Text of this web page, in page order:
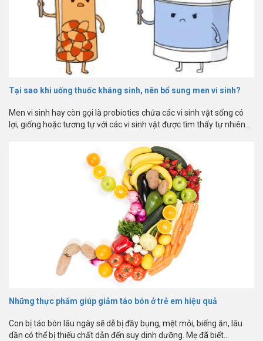
Tại sao khi uống thuốc kháng sinh, nên bổ sung men vi sinh?
Men vi sinh hay còn gọi là probiotics chứa các vi sinh vật sống có
lợi, giống hoặc tương tự với các vi sinh vật được tìm thấy tự nhiên...
Những thực phẩm giúp giảm táo bón ở trẻ em hiệu quả
Con bị táo bón lâu ngày sẽ dễ bị đầy bụng, mệt mỏi, biếng ăn, lâu
dần có thể bị thiếu chất dẫn đến suy dinh dưỡng. Mẹ đã biết...